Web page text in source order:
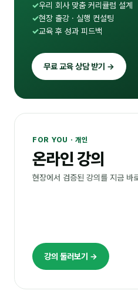
우리 회사 맞춤 커리큘럼 설계
현장 출강 · 실행 컨설팅
교육 후 성과 피드백
무료 교육 상담 받기 →
FOR YOU · 개인
온라인 강의
현장에서 검증된 강의를 지금 바
강의 둘러보기 →